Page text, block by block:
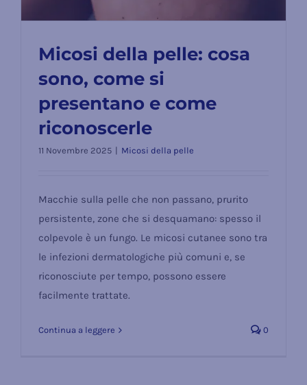
Micosi della pelle: cosa sono, come
si presentano e come riconoscerle
Micosi della pelle: cosa
sono, come si
presentano e come
riconoscerle
11 Novembre 2025 Micosi della pelle
Macchie sulla pelle che non passano, prurito
persistente, zone che si desquamano: spesso il
colpevole è un fungo. Le micosi cutanee sono tra
le infezioni dermatologiche più comuni e, se
riconosciute per tempo, possono essere
facilmente trattate.
Continua a leggere 0